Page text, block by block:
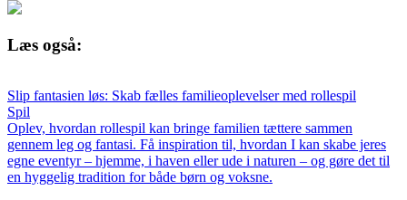
Læs også:
Slip fantasien løs: Skab fælles familieoplevelser med rollespil
Spil
Oplev, hvordan rollespil kan bringe familien tættere sammen
gennem leg og fantasi. Få inspiration til, hvordan I kan skabe jeres
egne eventyr – hjemme, i haven eller ude i naturen – og gøre det til
en hyggelig tradition for både børn og voksne.